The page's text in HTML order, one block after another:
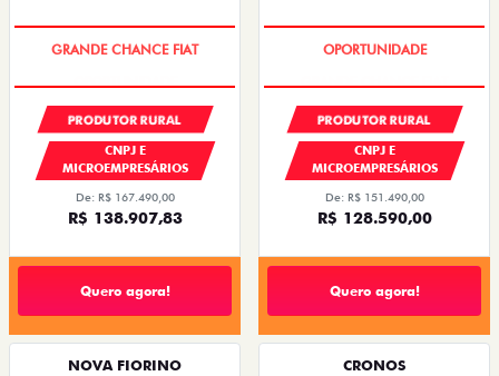
PRODUTOR RURAL
CNPJ E
MICROEMPRESÁRIOS
De: R$ 167.490,00
R$ 138.907,83
Quero agora!
PRODUTOR RURAL
CNPJ E
MICROEMPRESÁRIOS
De: R$ 151.490,00
R$ 128.590,00
Quero agora!
NOVA FIORINO CRONOS